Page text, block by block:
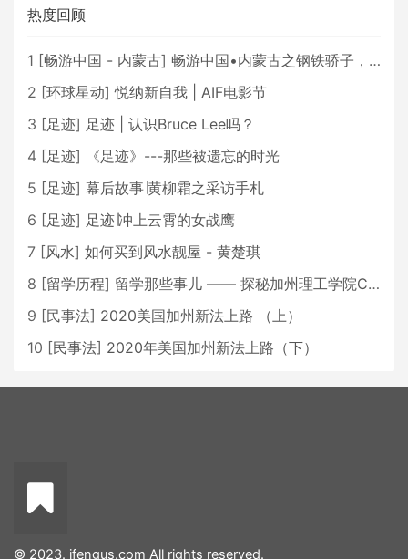
热度回顾
1 [畅游中国 - 内蒙古] 畅游中国•内蒙古之钢铁骄子，魅力包头
2 [环球星动] 悦纳新自我 | AIF电影节
3 [足迹] 足迹 | 认识Bruce Lee吗？
4 [足迹]
《足迹》---那些被遗忘的时光
5 [足迹] 幕后故事∣黄柳霜之采访手札
6 [足迹] 足迹∣冲上云霄的女战鹰
7 [风水] 如何买到风水靓屋 - 黄楚琪
8 [留学历程] 留学那些事儿 —— 探秘加州理工学院Caltech博士生活 [上集]
9 [民事法] 2020美国加州新法上路 （上）
10 [民事法] 2020年美国加州新法上路（下）
© 2023. ifengus.com All rights reserved.